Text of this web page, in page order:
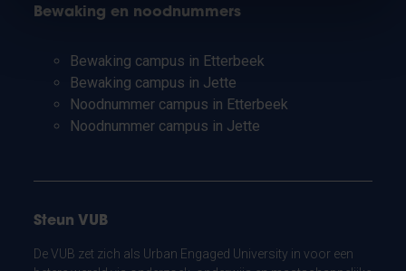
Bewaking en noodnummers
Bewaking campus in Etterbeek
Bewaking campus in Jette
Noodnummer campus in Etterbeek
Noodnummer campus in Jette
Steun VUB
De VUB zet zich als Urban Engaged University in voor een